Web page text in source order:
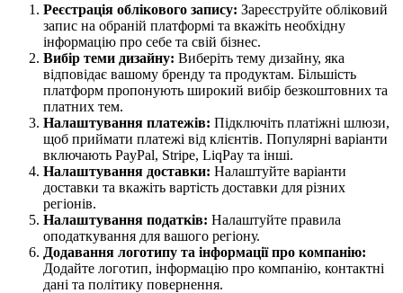
Реєстрація облікового запису: Зареєструйте обліковий
запис на обраній платформі та вкажіть необхідну
інформацію про себе та свій бізнес.
Вибір теми дизайну: Виберіть тему дизайну, яка
відповідає вашому бренду та продуктам. Більшість
платформ пропонують широкий вибір безкоштовних та
платних тем.
Налаштування платежів: Підключіть платіжні шлюзи,
щоб приймати платежі від клієнтів. Популярні варіанти
включають PayPal, Stripe, LiqPay та інші.
Налаштування доставки: Налаштуйте варіанти
доставки та вкажіть вартість доставки для різних
регіонів.
Налаштування податків: Налаштуйте правила
оподаткування для вашого регіону.
Додавання логотипу та інформації про компанію:
Додайте логотип, інформацію про компанію, контактні
дані та політику повернення.